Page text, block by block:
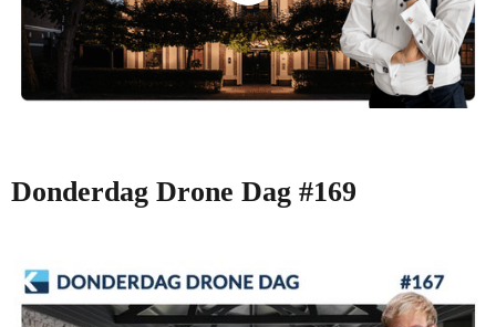
Donderdag Drone Dag #169